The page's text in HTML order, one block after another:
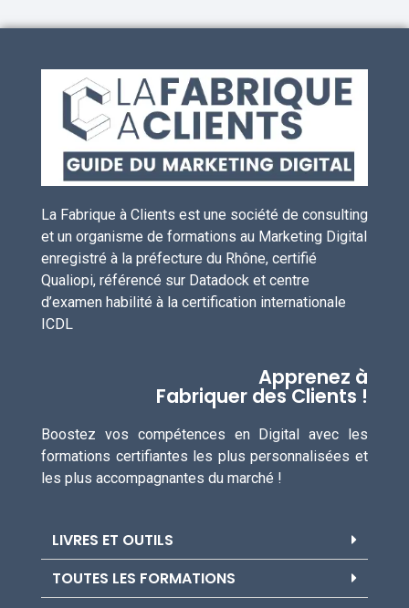
La Fabrique à Clients est une société de consulting
et un organisme de formations au Marketing Digital
enregistré à la préfecture du Rhône, certifié
Qualiopi, référencé sur Datadock et centre
d’examen habilité à la certification internationale
ICDL
Apprenez à
Fabriquer des Clients !
Boostez vos compétences en Digital avec les
formations certifiantes les plus personnalisées et
les plus accompagnantes du marché !
LIVRES ET OUTILS
TOUTES LES FORMATIONS